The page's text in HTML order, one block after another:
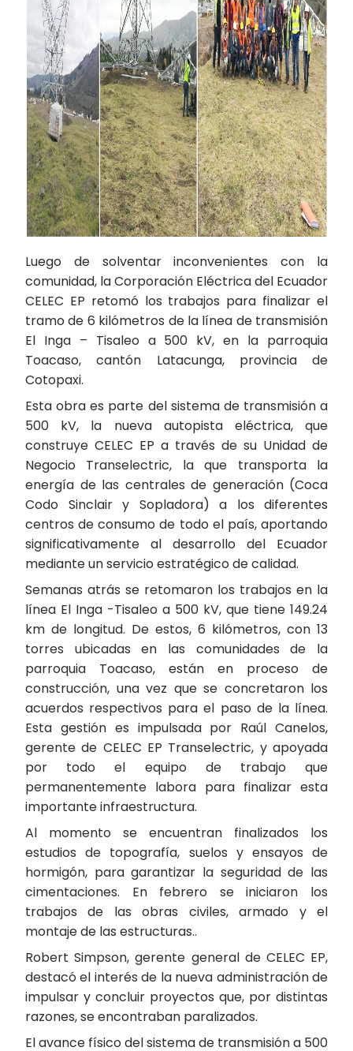
Luego de solventar inconvenientes con la
comunidad, la Corporación Eléctrica del Ecuador
CELEC EP retomó los trabajos para finalizar el
tramo de 6 kilómetros de la línea de transmisión
El Inga – Tisaleo a 500 kV, en la parroquia
Toacaso, cantón Latacunga, provincia de
Cotopaxi.
Esta obra es parte del sistema de transmisión a
500 kV, la nueva autopista eléctrica, que
construye CELEC EP a través de su Unidad de
Negocio Transelectric, la que transporta la
energía de las centrales de generación (Coca
Codo Sinclair y Sopladora) a los diferentes
centros de consumo de todo el país, aportando
significativamente al desarrollo del Ecuador
mediante un servicio estratégico de calidad.
Semanas atrás se retomaron los trabajos en la
línea El Inga -Tisaleo a 500 kV, que tiene 149.24
km de longitud. De estos, 6 kilómetros, con 13
torres ubicadas en las comunidades de la
parroquia Toacaso, están en proceso de
construcción, una vez que se concretaron los
acuerdos respectivos para el paso de la línea.
Esta gestión es impulsada por Raúl Canelos,
gerente de CELEC EP Transelectric, y apoyada
por todo el equipo de trabajo que
permanentemente labora para finalizar esta
importante infraestructura.
Al momento se encuentran finalizados los
estudios de topografía, suelos y ensayos de
hormigón, para garantizar la seguridad de las
cimentaciones. En febrero se iniciaron los
trabajos de las obras civiles, armado y el
montaje de las estructuras..
Robert Simpson, gerente general de CELEC EP,
destacó el interés de la nueva administración de
impulsar y concluir proyectos que, por distintas
razones, se encontraban paralizados.
El avance físico del sistema de transmisión a 500